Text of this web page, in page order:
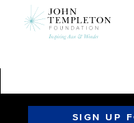
SIGN UP